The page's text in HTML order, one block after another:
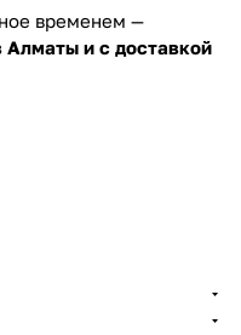
временем —
Алматы и с доставкой